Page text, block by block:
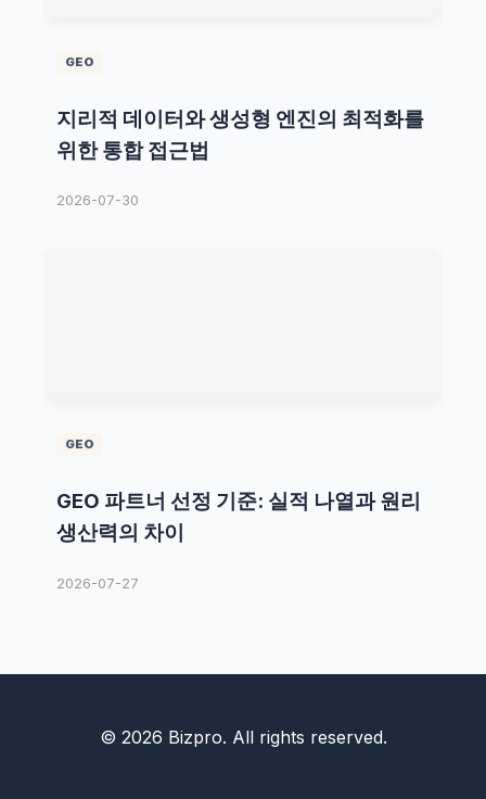
GEO
지리적 데이터와 생성형 엔진의 최적화를
위한 통합 접근법
2026-07-30
GEO
GEO 파트너 선정 기준: 실적 나열과 원리
생산력의 차이
2026-07-27
© 2026 Bizpro. All rights reserved.